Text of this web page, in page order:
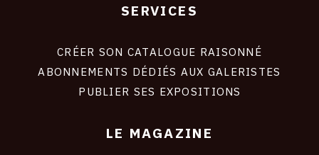
SERVICES
CRÉER SON CATALOGUE RAISONNÉ
ABONNEMENTS DÉDIÉS AUX GALERISTES
PUBLIER SES EXPOSITIONS
LE MAGAZINE